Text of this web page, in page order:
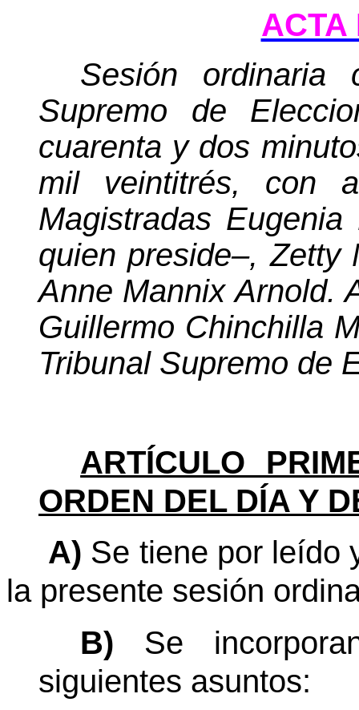
ACTA
Sesión ordinaria
Supremo de
cuarenta y dos
mil veintitrés, con
Magistradas
quien preside–, Zetty
Anne Mannix Arnold.
Guillermo Chinchilla
Tribunal Supremo de
ARTÍCULO
ORDEN DEL DÍA Y
A) Se tiene por leído
la presente sesión
B) Se
siguientes asuntos: